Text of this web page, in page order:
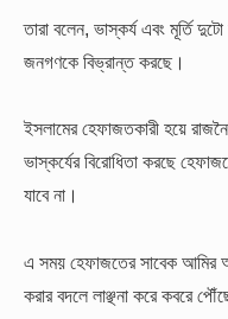
তারা বলেন, ভাস্কর্য এবং মূর্তি
জনগণকে বিভ্রান্ত করছে।
ইসলামের হেফাজতকারী হয়ে
ভাস্কর্যের বিরোধিতা করছে
যাবে না।
এ সময় হেফাজতের সাবেক আমির
করার বদলে লাঞ্ছনা করে কবরে